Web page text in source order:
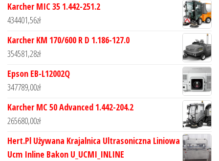
Karcher MIC 35 1.442-251.2
434401,56zł
Karcher KM 170/600 R D 1.186-127.0
354581,28zł
Epson EB-L12002Q
347789,00zł
Karcher MC 50 Advanced 1.442-204.2
265680,00zł
Hert.Pl Używana Krajalnica Ultrasoniczna Liniowa
Ucm Inline Bakon U_UCMI_INLINE